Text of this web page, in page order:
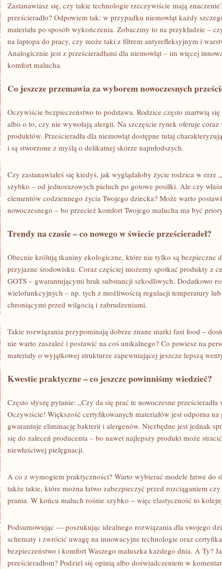
Zastanawiasz się, czy takie technologie rzeczywiście mają
prześcieradło? Odpowiem tak: w przypadku niemowląt każdy
materiału po sposób wykończenia. Zobaczmy to na przykładzie –
na laptopa do pracy, czy może taki z filtrem antyrefleksyjnym i
Analogicznie jest z prześcieradłami dla niemowląt – im więcej
komfort malucha.
Co jeszcze przemawia za wyborem nowoczesnych
Oczywiście bezpieczeństwo to podstawa. Rodzice często martwią
albo o to, czy nie wywołają alergii. Na szczęście rynek oferuje
produktów. Prześcieradła dla niemowląt dostępne tutaj
i są stworzone z myślą o delikatnej skórze najmłodszych.
Czy zastanawiałeś się kiedyś, jak wyglądałoby życie rodzica w erze
szybko – od jednorazowych pieluch po gotowe posiłki. Ale czy
elementów codziennego życia Twojego dziecka? Może warto
nowoczesnego – bo przecież komfort Twojego malucha ma być
Trendy na czasie – co nowego w świecie prześcieradeł?
Obecnie królują tkaniny ekologiczne, które nie tylko są bezpieczne
przyjazne środowisku. Coraz częściej możemy spotkać produkty z
GOTS – gwarantującymi brak substancji szkodliwych. Dodatkowo
wielofunkcyjnych – np. tych z możliwością regulacji temperatury
chroniącymi przed wilgocią i zabrudzeniami.
Takie rozwiązania przypominają dobrze znane marki fast food –
nie warto zaszaleć i postawić na coś unikalnego? Co powiesz na
materiały o wyjątkowej strukturze zapewniającej jeszcze lepszą
Kwestie praktyczne – co jeszcze powinniśmy wiedzieć?
Często słyszę pytanie: „Czy da się prać te nowoczesne
Oczywiście! Większość certyfikowanych materiałów jest odporna
gwarantuje eliminację bakterii i alergenów. Niezbędne jest jednak
się do zaleceń producenta – bo nawet najlepszy produkt może
niewłaściwej pielęgnacji.
A co z wymogiem praktyczności? Warto wybierać modele łatwe do
także takie, które można łatwo zabezpieczyć przed rozciąganiem
prania. W końcu maluch rośnie szybko – więc elastyczność to
Podsumowując — poszukując idealnego rozwiązania dla swojego
schematy i zwrócić uwagę na innowacyjne technologie oraz
bezpieczeństwo i komfort Waszego maluszka każdego dnia. A Ty?
prześcieradłom? Podziel się opinią albo doświadczeniem w